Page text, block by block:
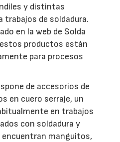
y distintas
trabajos de soldadura.
en la web de Solda
productos están
para procesos
de accesorios de
en cuero serraje, un
en trabajos
con soldadura y
manguitos,